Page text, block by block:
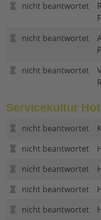
nicht beantwortet
nicht beantwortet
nicht beantwortet
Servicekultur
nicht beantwortet
nicht beantwortet
nicht beantwortet
nicht beantwortet
nicht beantwortet